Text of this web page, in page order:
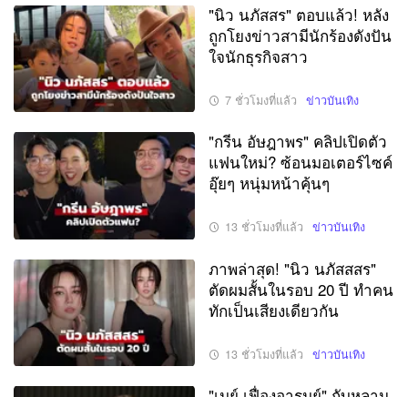
"นิว นภัสสร" ตอบแล้ว! หลัง
ถูกโยงข่าวสามีนักร้องดังปัน
ใจนักธุรกิจสาว
7 ชั่วโมงที่แล้ว ข่าวบันเทิง
"กรีน อัษฎาพร" คลิปเปิดตัว
แฟนใหม่? ซ้อนมอเตอร์ไซค์
อุ๊ยๆ หนุ่มหน้าคุ้นๆ
13 ชั่วโมงที่แล้ว ข่าวบันเทิง
ภาพล่าสุด! "นิว นภัสสสร"
ตัดผมสั้นในรอบ 20 ปี ทำคน
ทักเป็นเสียงเดียวกัน
13 ชั่วโมงที่แล้ว ข่าวบันเทิง